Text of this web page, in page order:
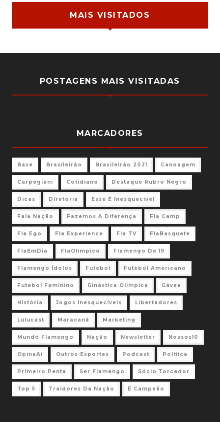
MAIS VISITADOS
POSTAGENS MAIS VISITADAS
MARCADORES
Base Brasileirão Brasileirão 2021 Canoagem
Carpegiani Cotidiano Destaque Rubro Negro
Dicas Diretoria Esse É Inesquecível
Fala Nação Fazemos A Diferença Fla Camp
Fla Ego Fla Experience Fla TV FlaBasquete
FlaEmDia FlaOlímpico Flamengo De 19
Flamengo Ídolos Futebol Futebol Americano
Futebol Feminino Ginástica Olimpica Gávea
História Jogos Inesquecíveis Libertadores
Lulucast Maracanã Marketing
Mundo Flamengo Nação Newsletter Nossos10
OpinaAi Outros Esportes Podcast Política
Primeiro Penta Ser Flamengo Sócio Torcedor
Top 5 Traidores Da Nação É Campeão